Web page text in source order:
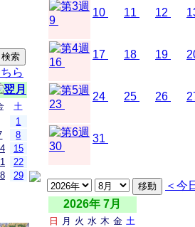
土
1
8
15
22
29
9
10 11 12
16
17 18 19
23
24 25 26
30
31
＜今
2026年 7月
日 月 火 水 木 金 土